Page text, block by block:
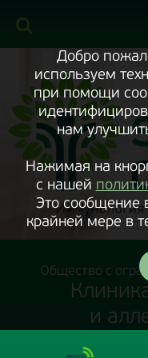
версию
сайта
Добро
используем
при помощи
нам
Нажимая на
с нашей
Это сообщение
крайней мере в
Общество с
и